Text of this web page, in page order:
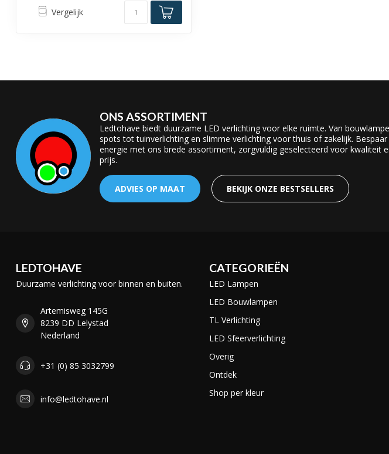
Vergelijk
ONS ASSORTIMENT
Ledtohave biedt duurzame LED verlichting voor elke ruimte. Van
spots tot tuinverlichting en slimme verlichting voor thuis of zakelijk. Bespaar
energie met ons brede assortiment, zorgvuldig geselecteerd voor kwaliteit
prijs.
ADVIES OP MAAT BEKIJK ONZE BESTSELLERS
LEDTOHAVE
Duurzame verlichting voor binnen en buiten.
Artemisweg 145G
8239 DD Lelystad
Nederland
+31 (0) 85 3032799
info@ledtohave.nl
CATEGORIEËN
LED Lampen
LED Bouwlampen
TL Verlichting
LED Sfeerverlichting
Overig
Ontdek
Shop per kleur